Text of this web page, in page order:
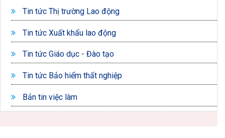
Tin tức Thị trường Lao động
Tin tức Xuất khẩu lao động
Tin tức Giáo dục - Đào tạo
Tin tức Bảo hiểm thất nghiệp
Bản tin việc làm